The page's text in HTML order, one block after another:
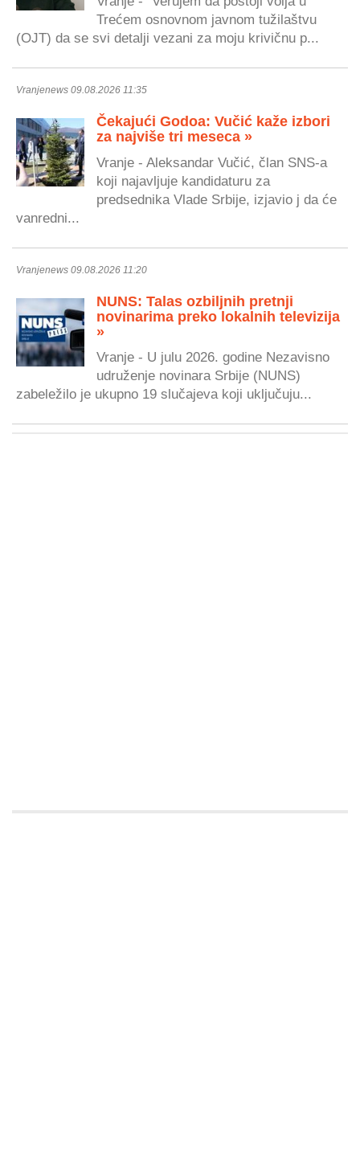
Trećem osnovnom javnom tužilaštvu
(OJT) da se svi detalji vezani za moju krivičnu p...
Vranjenews 09.08.2026 11:35
Čekajući Godoa: Vučić kaže izbori
za najviše tri meseca »
Vranje - Aleksandar Vučić, član SNS-a
koji najavljuje kandidaturu za
predsednika Vlade Srbije, izjavio j da će
vanredni...
Vranjenews 09.08.2026 11:20
NUNS: Talas ozbiljnih pretnji
novinarima preko lokalnih televizija
»
Vranje - U julu 2026. godine Nezavisno
udruženje novinara Srbije (NUNS)
zabeležilo je ukupno 19 slučajeva koji uključuju...